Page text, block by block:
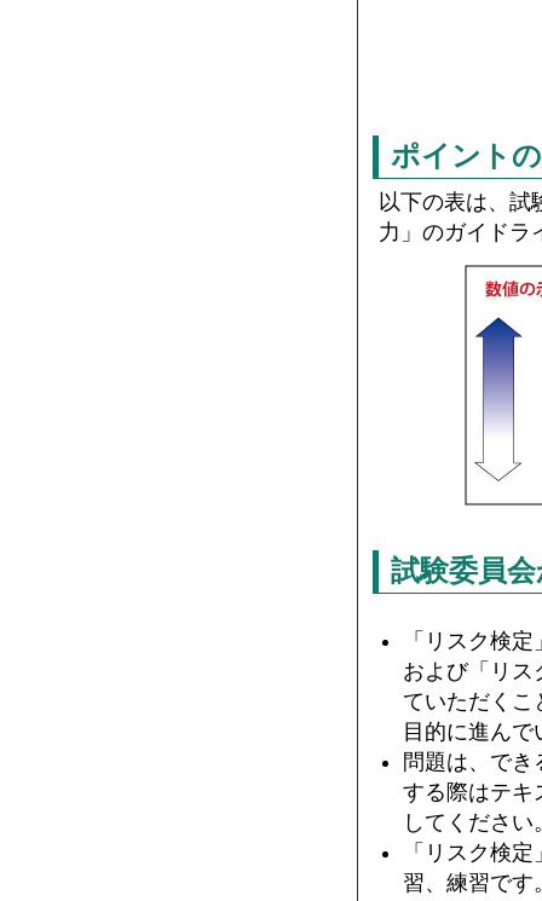
ポイント
以下の表は、試
力」のガイドラ
試験委員
「リスク検
および「リス
ていただくこ
目的に進ん
問題は、で
する際はテキ
してください
「リスク検
習、練習です